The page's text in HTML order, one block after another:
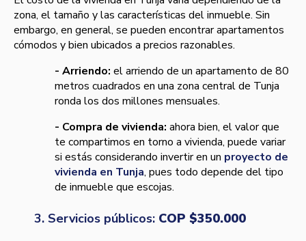
zona, el tamaño y las características del inmueble. Sin
embargo, en general, se pueden encontrar apartamentos
cómodos y bien ubicados a precios razonables.
- Arriendo: el arriendo de un apartamento de 80
metros cuadrados en una zona central de Tunja
ronda los dos millones mensuales.
- Compra de vivienda: ahora bien, el valor que
te compartimos en torno a vivienda, puede variar
si estás considerando invertir en un proyecto de
vivienda en Tunja, pues todo depende del tipo
de inmueble que escojas.
3. Servicios públicos: COP $350.000